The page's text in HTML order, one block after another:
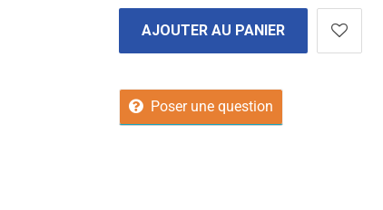
AJOUTER AU PANIER
Poser une question